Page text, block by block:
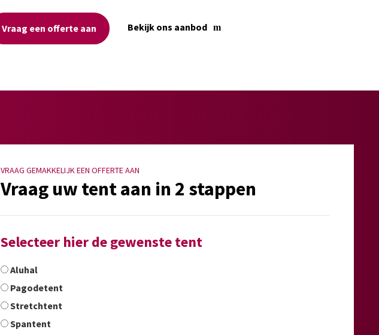
Vraag een offerte aan Bekijk ons aanbod
VRAAG GEMAKKELIJK EEN OFFERTE AAN
Vraag uw tent aan in 2 stappen
Selecteer hier de gewenste tent
Aluhal
Pagodetent
Stretchtent
Spantent